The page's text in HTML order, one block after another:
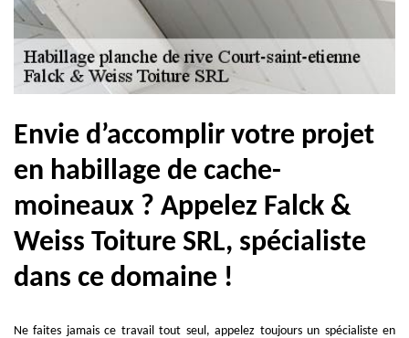
Envie d’accomplir votre projet
en habillage de cache-
moineaux ? Appelez Falck &
Weiss Toiture SRL, spécialiste
dans ce domaine !
Ne faites jamais ce travail tout seul, appelez toujours un spécialiste en